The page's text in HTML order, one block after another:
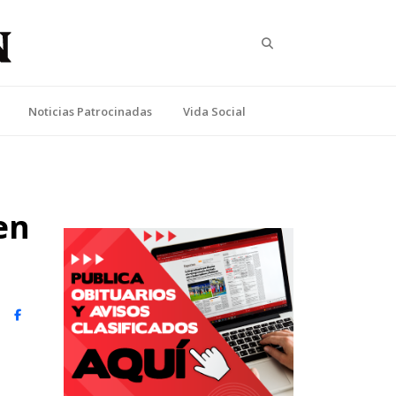
Noticias Patrocinadas Vida Social
Facebook